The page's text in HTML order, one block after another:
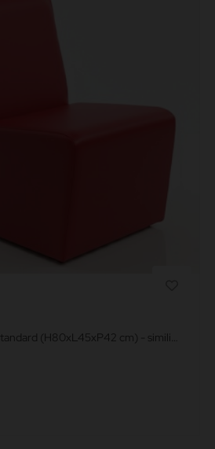
(H80xL45xP42 cm) - simili